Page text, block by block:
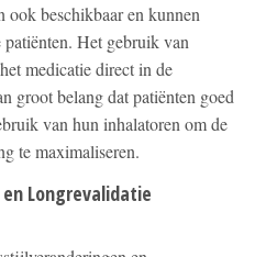
ook beschikbaar en kunnen
Het gebruik van
medicatie direct in de
groot belang dat patiënten goed
van hun inhalatoren om de
te maximaliseren.
Longrevalidatie